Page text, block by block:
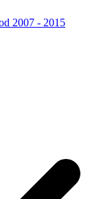
2007 - 2015